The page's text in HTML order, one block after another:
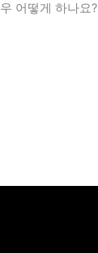
어떻게 하나요?